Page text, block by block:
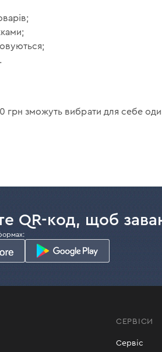
грн зможуть вибрати для себе
QR-код, щоб
СЕРВІСИ
Сервіс